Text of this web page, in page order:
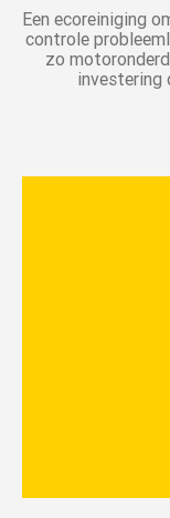
Een ecoreiniging
controle
zo
investering